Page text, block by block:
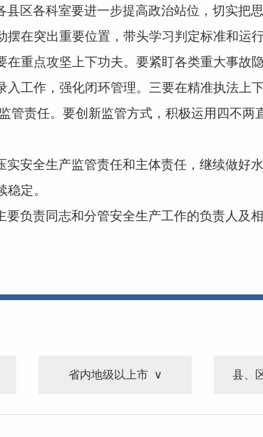
县区各科室要进一步提高政治站位，切实把
在突出重要位置，带头学习判定标准和运
在重点攻坚上下功夫。 要紧盯各类重大事故
入工作，强化闭环管理。 三要在精准执法上下
管责任。要创新监管方式，积极运用四不两
实安全生产监管责任和主体责任，继续做好
定。
要负责同志和分管安全生产工作的负责人及
省内地级以上市 县、